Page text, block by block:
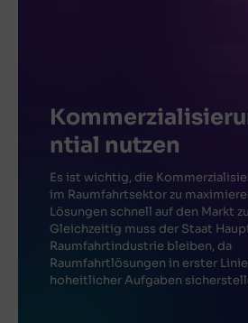
ntial nutzen
Es ist wichtig, die
im Raumfahrtsektor zu
Lösungen schnell auf den Markt
Gleichzeitig muss der Staat
Raumfahrtindustrie bleiben, da
Raumfahrtlösungen in erster
hoheitlicher Aufgaben